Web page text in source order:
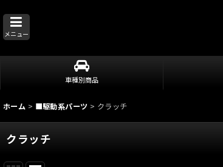
メニュー
車種別商品
ホーム > ■駆動系パーツ > クラッチ
クラッチ